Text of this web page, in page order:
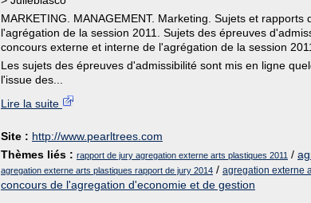
MARKETING. MANAGEMENT. Marketing. Sujets et rapports
l'agrégation de la session 2011. Sujets des épreuves
concours externe et interne de l'agrégation de la session
Les sujets des épreuves d'admissibilité sont mis en ligne
l'issue des...
Lire la suite
Site : http://www.pearltrees.com
Thèmes liés : rapport de jury agregation externe arts plastiques 2011 /
agregation externe arts plastiques rapport de jury 2014 / agregation externe
concours de l'agregation d'economie et de gestion